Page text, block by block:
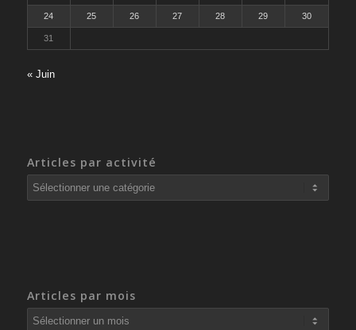
24 25 26 27 28 29 30
31
« Juin
Articles par activité
Articles
par
Articles par mois